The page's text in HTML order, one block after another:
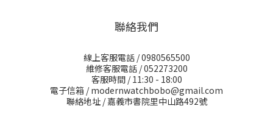
聯絡我們
線上客服電話 / 0980565500
維修客服電話 / 052273200
客服時間 / 11:30 - 18:00
電子信箱 / modernwatchbobo@gmail.com
聯絡地址 / 嘉義市書院里中山路492號